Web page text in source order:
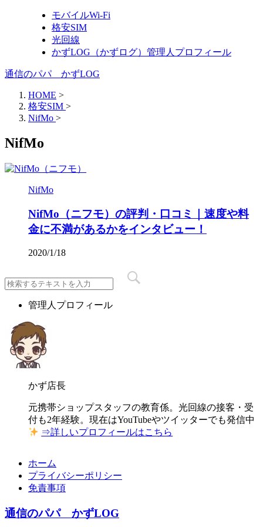
モバイルWi-Fi
格安SIM
光回線
かずLOG（かずログ）管理人プロフィール
通信のパパ かずLOG
HOME >
格安SIM >
NifMo >
NifMo
NifMo
NifMo（ニフモ）の評判・口コミ｜速度や料
金に不満があるかをインタビュー！
2020/1/18
管理人プロフィール
かず店長
元携帯ショップスタッフの教育係。光回線の接客・受
付も2年経験。現在はYouTubeやツイッターでも発信中
⇒詳しいプロフィールはこちら
ホーム
プライバシーポリシー
免責事項
通信のパパ かずLOG